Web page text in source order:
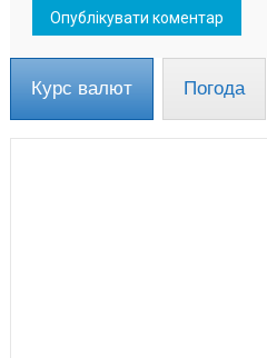
Курс валют Погода